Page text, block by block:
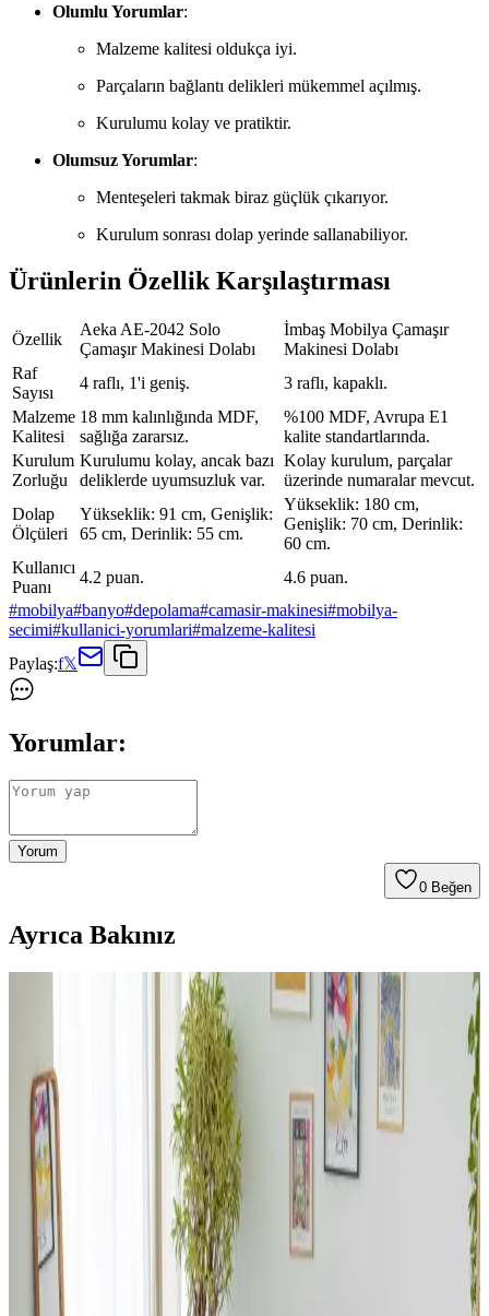
Olumlu Yorumlar:
Malzeme kalitesi oldukça iyi.
Parçaların bağlantı delikleri mükemmel açılmış.
Kurulumu kolay ve pratiktir.
Olumsuz Yorumlar:
Menteşeleri takmak biraz güçlük çıkarıyor.
Kurulum sonrası dolap yerinde sallanabiliyor.
Ürünlerin Özellik Karşılaştırması
Özellik
Aeka AE-2042 Solo
Çamaşır Makinesi Dolabı
İmbaş Mobilya Çamaşır
Makinesi Dolabı
Raf
Sayısı
4 raflı, 1'i geniş.
3 raflı, kapaklı.
Malzeme
Kalitesi
18 mm kalınlığında MDF,
sağlığa zararsız.
%100 MDF, Avrupa E1
kalite standartlarında.
Kurulum
Zorluğu
Kurulumu kolay, ancak bazı
deliklerde uyumsuzluk var.
Kolay kurulum, parçalar
üzerinde numaralar mevcut.
Dolap
Ölçüleri
Yükseklik: 91 cm, Genişlik:
65 cm, Derinlik: 55 cm.
Yükseklik: 180 cm,
Genişlik: 70 cm, Derinlik:
60 cm.
Kullanıcı
Puanı
4.2 puan.
4.6 puan.
#mobilya#banyo#depolama#camasir-makinesi#mobilya-
secimi#kullanici-yorumlari#malzeme-kalitesi
Paylaş:f𝕏
Yorumlar:
Yorum
0 Beğen
Ayrıca Bakınız
Dergi ve Gazete Tutucularının Fonksiyonları ve
Alternatif Kullanım Alanları Hakkında Detaylı
Dergi ve gazete tutucuları, basılı medyanın yanı sıra battaniye,
ayakkabı ve banyo malzemeleri gibi farklı eşyaların
düzenlenmesinde fonksiyonel çözümler sunar. Malzeme ve boyut
çeşitliliği kullanım alanlarını genişletir.
Ev Dekorasyonunda Halı Seçimi: Renk Dengesi ve
Uyum Prensipleriyle Mekan Tasarımı
Ev dekorasyonunda halı seçimi, renk dengesi ve desen uyumu ile
mekanın atmosferini belirler. 60/30/10 prensibi ve mobilyalarla
uyum, yaşam alanına sıcaklık ve kişilik katar.